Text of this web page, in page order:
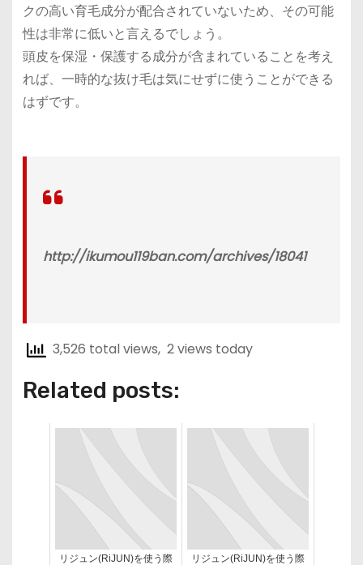
クの高い育毛成分が配合されていないため、その可能
性は非常に低いと言えるでしょう。
頭皮を保湿・保護する成分が含まれていることを考え
れば、一時的な抜け毛は気にせずに使うことができる
はずです。
http://ikumou119ban.com/archives/18041
3,526 total views, 2 views today
Related posts:
リジュン(RiJUN)を使う際
リジュン(RiJUN)を使う際